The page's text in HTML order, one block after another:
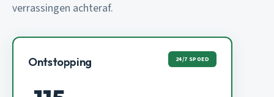
verrassingen achteraf.
Ontstopping 24/7 SPOED